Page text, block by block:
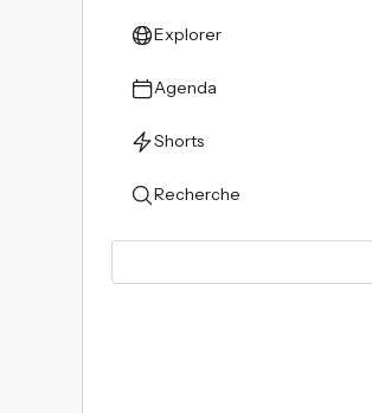
Explorer
Agenda
Shorts
Recherche